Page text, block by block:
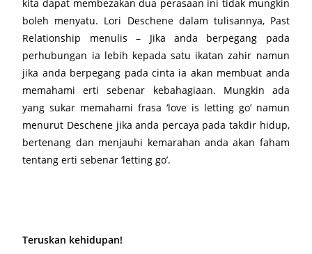
kita dapat membezakan dua perasaan ini tidak mungkin
boleh menyatu. Lori Deschene dalam tulisannya, Past
Relationship menulis – Jika anda berpegang pada
perhubungan ia lebih kepada satu ikatan zahir namun
jika anda berpegang pada cinta ia akan membuat anda
memahami erti sebenar kebahagiaan. Mungkin ada
yang sukar memahami frasa ‘love is letting go’ namun
menurut Deschene jika anda percaya pada takdir hidup,
bertenang dan menjauhi kemarahan anda akan faham
tentang erti sebenar ‘letting go’.
Teruskan kehidupan!